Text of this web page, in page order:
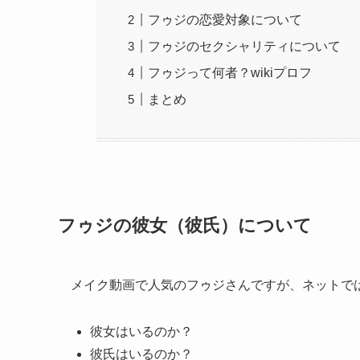
フゥジの恋愛対象について
フゥジのセクシャリティについて
フゥジって何者？wikiプロフ
まとめ
フゥジの彼女（彼氏）について
メイク動画で人気のフゥジさんですが、ネットで
彼女はいるのか？
彼氏はいるのか？